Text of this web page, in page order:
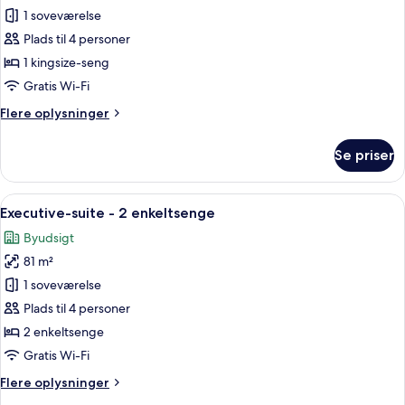
Executive-
suite
-
1
seng
1 soveværelse
Plads til 4 personer
1 kingsize-seng
Gratis Wi-Fi
Flere oplysninger
Flere
suite
1
seng
Se priser
Indlæs
alle
billeder
af
Executive-
suite
-
2
En moderne stue med
11
Executive-suite - 2 enkeltsenge
Byudsigt
81 m²
1 soveværelse
Plads til 4 personer
2 enkeltsenge
Gratis Wi-Fi
Flere oplysninger
Flere